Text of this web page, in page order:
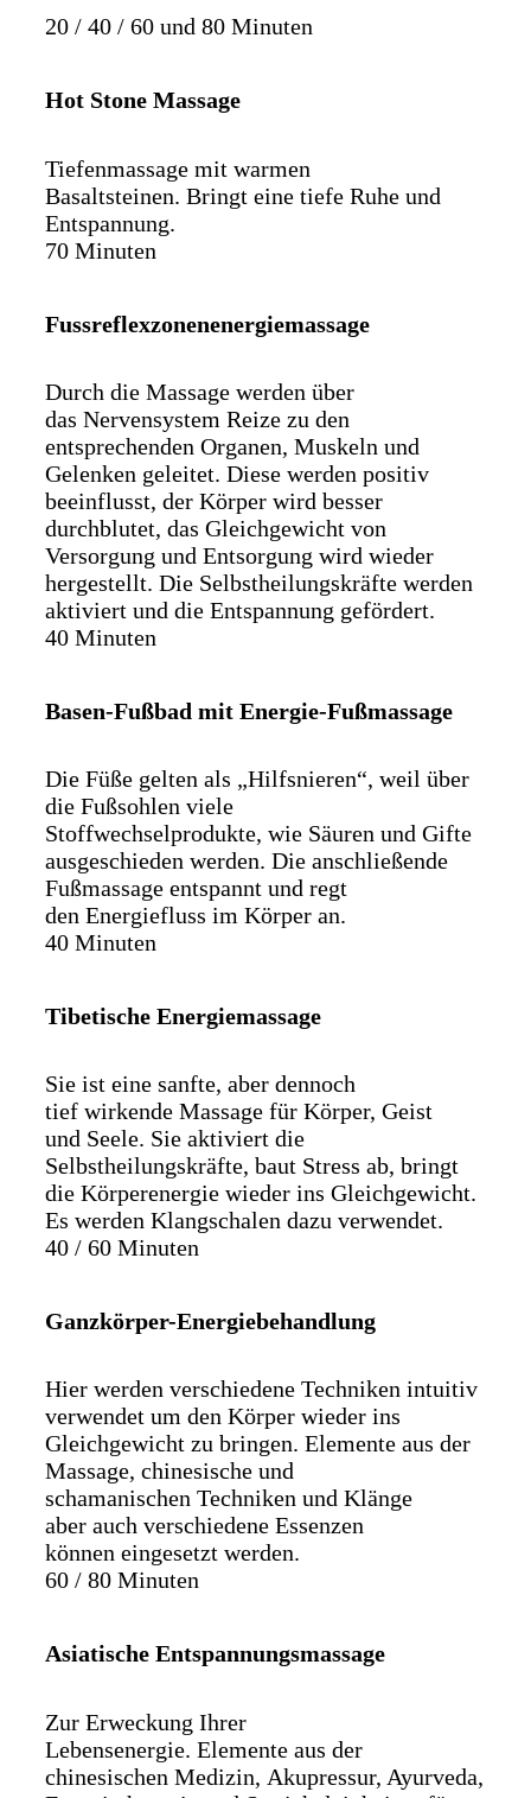
20 / 40 / 60 und 80 Minuten
Hot Stone Massage
Tiefenmassage mit warmen
Basaltsteinen. Bringt eine tiefe Ruhe und
Entspannung.
70 Minuten
Fussreflexzonenenergiemassage
Durch die Massage werden über
das Nervensystem Reize zu den
entsprechenden Organen, Muskeln und
Gelenken geleitet. Diese werden positiv
beeinflusst, der Körper wird besser
durchblutet, das Gleichgewicht von
Versorgung und Entsorgung wird wieder
hergestellt. Die Selbstheilungskräfte werden
aktiviert und die Entspannung gefördert.
40 Minuten
Basen-Fußbad mit Energie-Fußmassage
Die Füße gelten als „Hilfsnieren“, weil über
die Fußsohlen viele
Stoffwechselprodukte, wie Säuren und Gifte
ausgeschieden werden. Die anschließende
Fußmassage entspannt und regt
den Energiefluss im Körper an.
40 Minuten
Tibetische Energiemassage
Sie ist eine sanfte, aber dennoch
tief wirkende Massage für Körper, Geist
und Seele. Sie aktiviert die
Selbstheilungskräfte, baut Stress ab, bringt
die Körperenergie wieder ins Gleichgewicht.
Es werden Klangschalen dazu verwendet.
40 / 60 Minuten
Ganzkörper-Energiebehandlung
Hier werden verschiedene Techniken intuitiv
verwendet um den Körper wieder ins
Gleichgewicht zu bringen. Elemente aus der
Massage, chinesische und
schamanischen Techniken und Klänge
aber auch verschiedene Essenzen
können eingesetzt werden.
60 / 80 Minuten
Asiatische Entspannungsmassage
Zur Erweckung Ihrer
Lebensenergie. Elemente aus der
chinesischen Medizin, Akupressur, Ayurveda,